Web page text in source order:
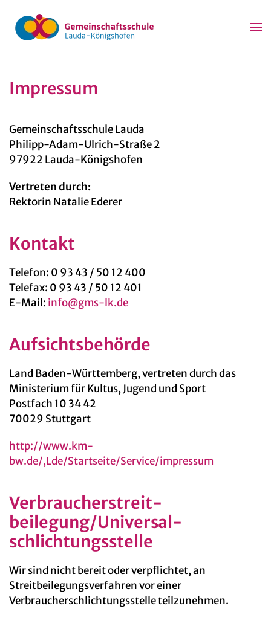
Zum Hauptinhalt springen
Impressum
Gemeinschaftsschule Lauda
Philipp-Adam-Ulrich-Straße 2
97922 Lauda-Königshofen
Vertreten durch:
Rektorin Natalie Ederer
Kontakt
Telefon: 0 93 43 / 50 12 400
Telefax: 0 93 43 / 50 12 401
E-Mail: info@gms-lk.de
Aufsichtsbehörde
Land Baden-Württemberg, vertreten durch das
Ministerium für Kultus, Jugend und Sport
Postfach 10 34 42
70029 Stuttgart
http://www.km-
bw.de/,Lde/Startseite/Service/impressum
Verbraucher­streit­
beilegung/Universal­
schlichtungs­stelle
Wir sind nicht bereit oder verpflichtet, an
Streitbeilegungsverfahren vor einer
Verbraucherschlichtungsstelle teilzunehmen.